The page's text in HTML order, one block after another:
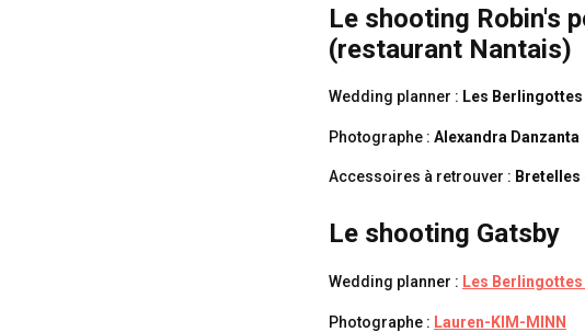
Le shooting Robin's
(restaurant Nantais)
Wedding planner : Les Berlingottes
Photographe : Alexandra Danzanta
Accessoires à retrouver : Bretelles
Le shooting Gatsby
Wedding planner : Les Berlingottes
Photographe : Lauren-KIM-MINN